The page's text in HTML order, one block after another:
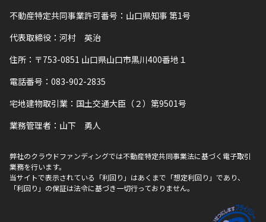
不動産特定共同事業許可番号：山口県知事 第1号
代表取締役：河村 英治
住所：〒753-0851 山口県山口市黒川400番地１
電話番号：083-902-2835
宅地建物取引業：国土交通大臣（２）第9501号
業務管理者：山下 勇人
弊社のクラウドファンディングでは不動産特定共同事業法に基づく電子取引
業務を行います。
当サイトで表示されている「利回り」はあくまで「想定利回り」であり、
「利回り」の保証は法令に基づき一切行っておりません。